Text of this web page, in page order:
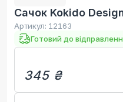
Сачок Kokido
Артикул: 12163
Готовий до
345 ₴